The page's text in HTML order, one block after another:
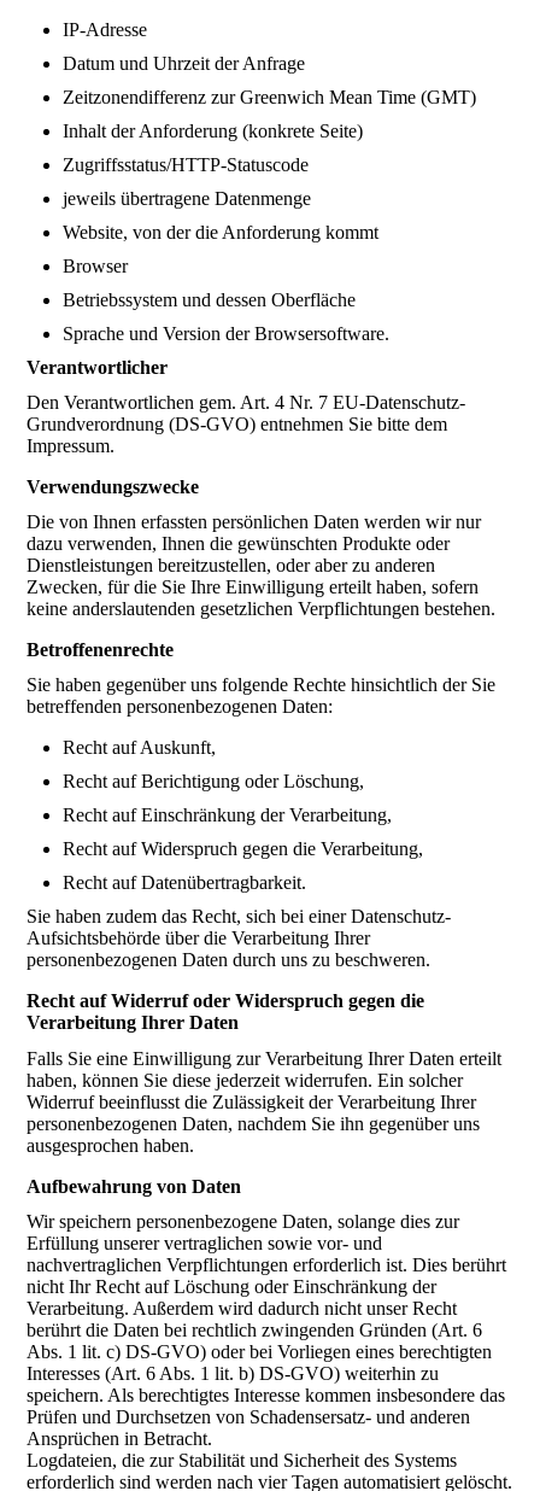
IP-Adresse
Datum und Uhrzeit der Anfrage
Zeitzonendifferenz zur Greenwich Mean Time (GMT)
Inhalt der Anforderung (konkrete Seite)
Zugriffsstatus/HTTP-Statuscode
jeweils übertragene Datenmenge
Website, von der die Anforderung kommt
Browser
Betriebssystem und dessen Oberfläche
Sprache und Version der Browsersoftware.
Verantwortlicher
Den Verantwortlichen gem. Art. 4 Nr. 7 EU-Datenschutz-
Grundverordnung (DS-GVO) entnehmen Sie bitte dem
Impressum.
Verwendungszwecke
Die von Ihnen erfassten persönlichen Daten werden wir nur
dazu verwenden, Ihnen die gewünschten Produkte oder
Dienstleistungen bereitzustellen, oder aber zu anderen
Zwecken, für die Sie Ihre Einwilligung erteilt haben, sofern
keine anderslautenden gesetzlichen Verpflichtungen bestehen.
Betroffenenrechte
Sie haben gegenüber uns folgende Rechte hinsichtlich der Sie
betreffenden personenbezogenen Daten:
Recht auf Auskunft,
Recht auf Berichtigung oder Löschung,
Recht auf Einschränkung der Verarbeitung,
Recht auf Widerspruch gegen die Verarbeitung,
Recht auf Datenübertragbarkeit.
Sie haben zudem das Recht, sich bei einer Datenschutz-
Aufsichtsbehörde über die Verarbeitung Ihrer
personenbezogenen Daten durch uns zu beschweren.
Recht auf Widerruf oder Widerspruch gegen die
Verarbeitung Ihrer Daten
Falls Sie eine Einwilligung zur Verarbeitung Ihrer Daten erteilt
haben, können Sie diese jederzeit widerrufen. Ein solcher
Widerruf beeinflusst die Zulässigkeit der Verarbeitung Ihrer
personenbezogenen Daten, nachdem Sie ihn gegenüber uns
ausgesprochen haben.
Aufbewahrung von Daten
Wir speichern personenbezogene Daten, solange dies zur
Erfüllung unserer vertraglichen sowie vor- und
nachvertraglichen Verpflichtungen erforderlich ist. Dies berührt
nicht Ihr Recht auf Löschung oder Einschränkung der
Verarbeitung. Außerdem wird dadurch nicht unser Recht
berührt die Daten bei rechtlich zwingenden Gründen (Art. 6
Abs. 1 lit. c) DS-GVO) oder bei Vorliegen eines berechtigten
Interesses (Art. 6 Abs. 1 lit. b) DS-GVO) weiterhin zu
speichern. Als berechtigtes Interesse kommen insbesondere das
Prüfen und Durchsetzen von Schadensersatz- und anderen
Ansprüchen in Betracht.
Logdateien, die zur Stabilität und Sicherheit des Systems
erforderlich sind werden nach vier Tagen automatisiert gelöscht.